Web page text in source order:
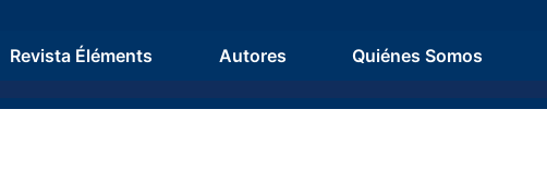
Revista Éléments Autores Quiénes Somos